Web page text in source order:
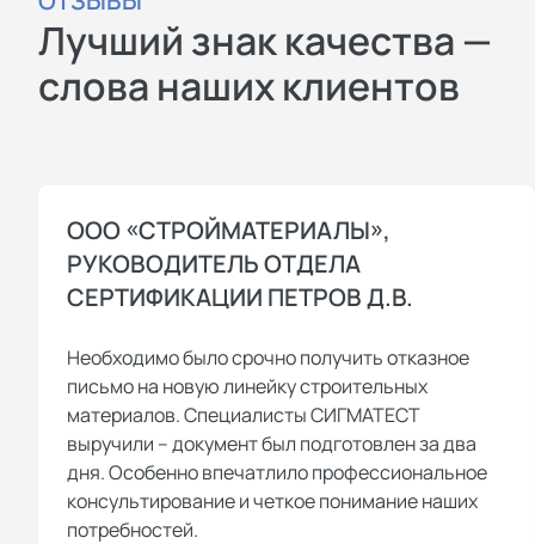
Лучший знак качества —
слова наших клиентов
ООО «СТРОЙМАТЕРИАЛЫ»,
РУКОВОДИТЕЛЬ ОТДЕЛА
СЕРТИФИКАЦИИ ПЕТРОВ Д.В.
Необходимо было срочно получить отказное
письмо на новую линейку строительных
материалов. Специалисты СИГМАТЕСТ
выручили – документ был подготовлен за два
дня. Особенно впечатлило профессиональное
консультирование и четкое понимание наших
потребностей.